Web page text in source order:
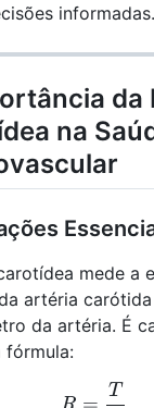
informadas.
da
na
mede a
artéria
da artéria. É
fórmula:
R =
T